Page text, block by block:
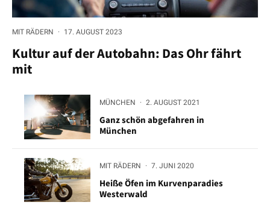
MIT RÄDERN · 17. AUGUST 2023
Kultur auf der Autobahn: Das Ohr fährt
mit
MÜNCHEN · 2. AUGUST 2021
Ganz schön abgefahren in
München
MIT RÄDERN · 7. JUNI 2020
Heiße Öfen im Kurvenparadies
Westerwald